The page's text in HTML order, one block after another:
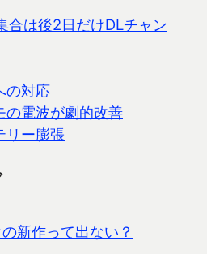
合は後2日だけDLチャン
の対応
の電波が劇的改善
リー膨張
新作って出ない？